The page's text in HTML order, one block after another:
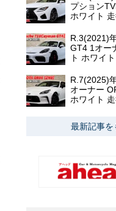
プション
ホワイト
R.3(2021)
GT4 1オー
ト ホワイ
R.7(2025)
オーナー
ホワイト
最新記事を